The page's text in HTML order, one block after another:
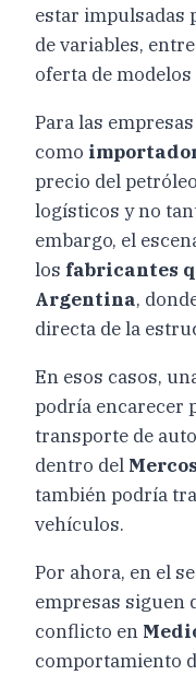
estar impulsadas
de variables,
oferta de
Para las
como
precio del
logísticos y no
embargo, el
los fabricantes
Argentina,
directa de la
En esos casos,
podría encarecer
transporte de
dentro del
también podría
vehículos.
Por ahora, en el
empresas siguen
conflicto en
comportamiento